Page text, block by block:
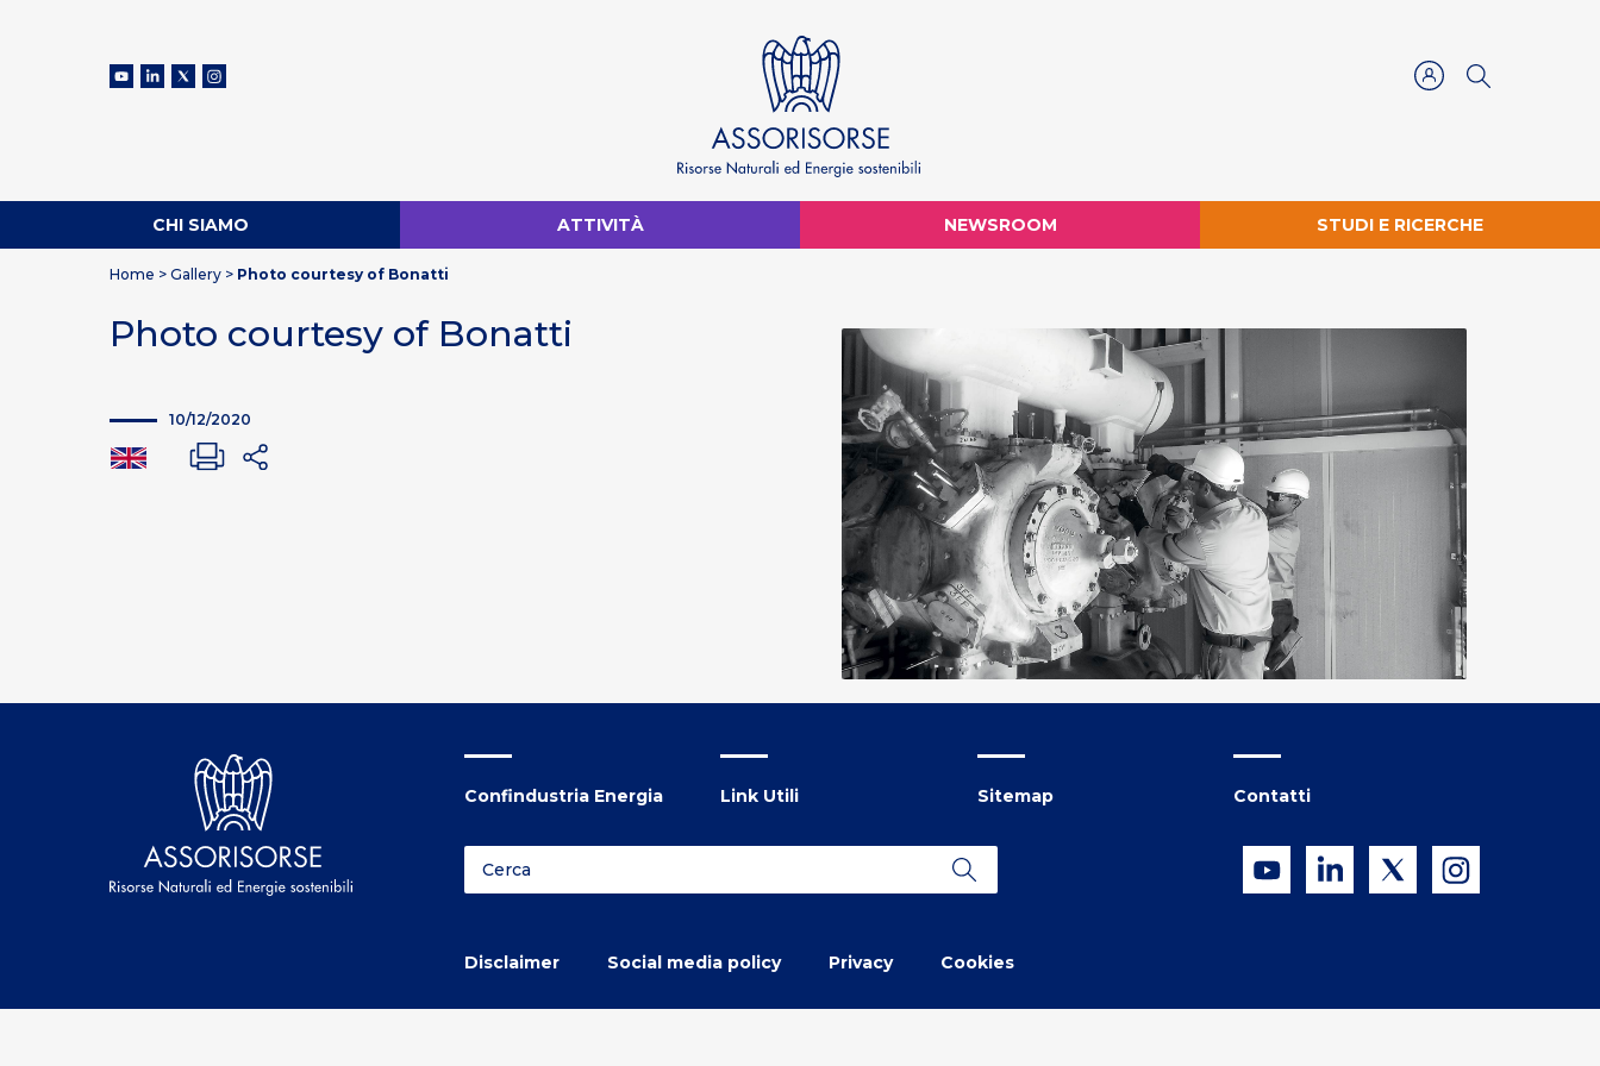
CHI SIAMO ATTIVITÀ NEWSROOM STUDI E RICERCHE
Home > Gallery > Photo courtesy of Bonatti
Photo courtesy of Bonatti
10/12/2020
Confindustria Energia Link Utili Sitemap Contatti
Disclaimer Social media policy Privacy Cookies